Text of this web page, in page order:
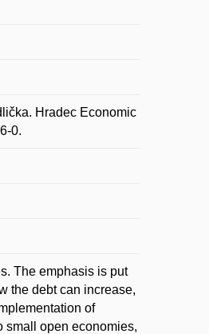
Hradec Economic
0.
The emphasis is put
the debt can increase,
of
small open economies,